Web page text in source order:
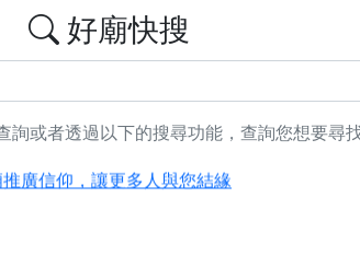
好廟快搜
或者透過以下的搜尋功能，查詢您想要尋找
我們推廣台灣民俗宗教文化
廣信仰，讓更多人與您結緣